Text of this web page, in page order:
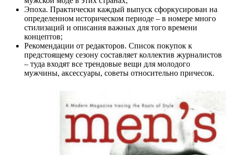
Эпоха. Практически каждый выпуск сфоркусирован на
определенном историческом периоде – в номере много
стилизаций и описания важных для того времени
концептов;
Рекомендации от редакторов. Список покупок к
предстоящему сезону составляет коллектив журналистов
– туда входят все трендовые вещи для молодого
мужчины, аксессуары, советы относительно причесок.